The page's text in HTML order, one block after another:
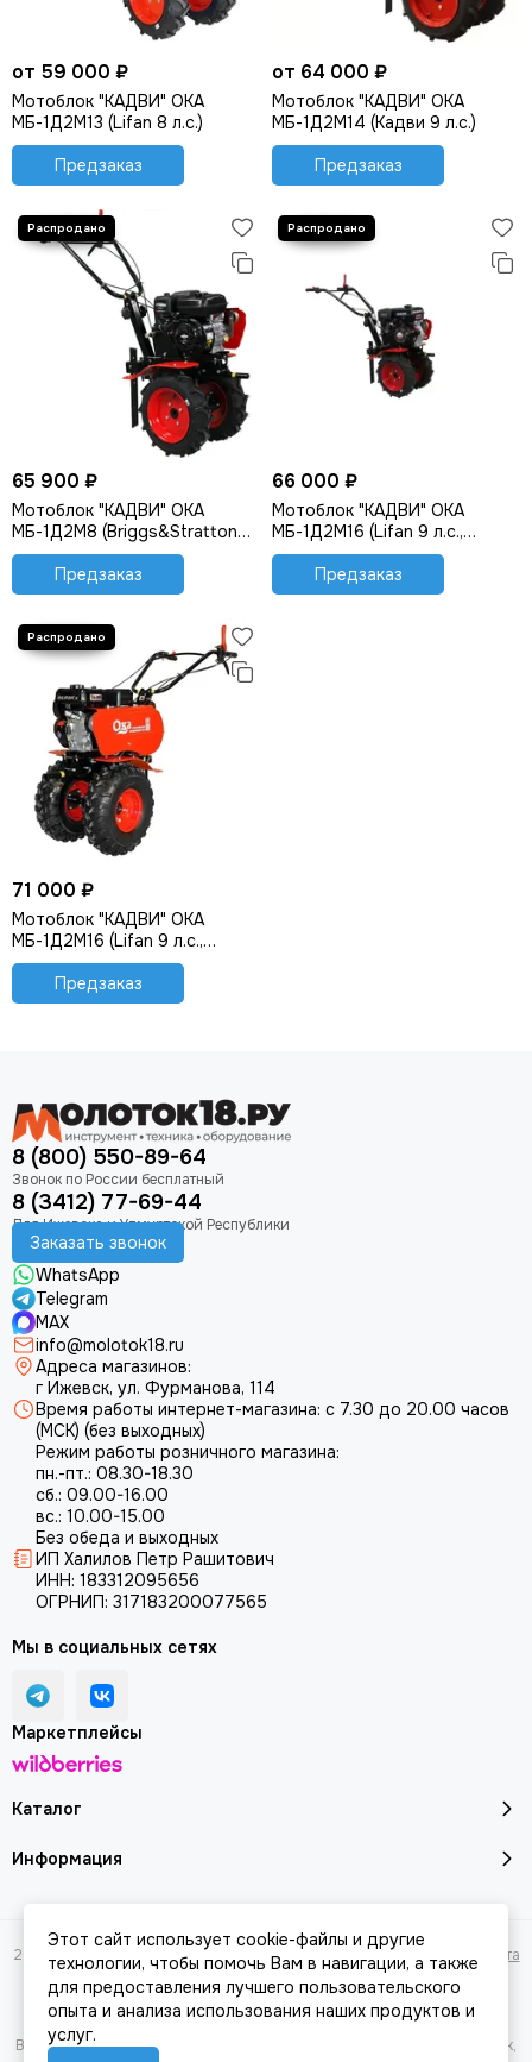
от 59 000 ₽
Мотоблок "КАДВИ" ОКА
МБ-1Д2М13 (Lifan 8 л.с.)
Предзаказ
от 64 000 ₽
Мотоблок "КАДВИ" ОКА
МБ-1Д2М14 (Кадви 9 л.с.)
Предзаказ
65 900 ₽
Мотоблок "КАДВИ" ОКА
МБ-1Д2М8 (Briggs&Stratton
6.5 л.с., колеса 4*10)
Предзаказ
66 000 ₽
Мотоблок "КАДВИ" ОКА
МБ-1Д2М16 (Lifan 9 л.с.,
колеса 4*10)
Предзаказ
71 000 ₽
Мотоблок "КАДВИ" ОКА
МБ-1Д2М16 (Lifan 9 л.с.,
колеса 19*7-8)
Предзаказ
8 (800) 550-89-64
8 (3412) 77-69-44
Заказать звонок
WhatsApp
Telegram
MAX
info@molotok18.ru
Адреса магазинов:
г Ижевск, ул. Фурманова, 114
Время работы интернет-магазина: с 7.30 до 20.00 часов
(МСК) (без выходных)
Режим работы розничного магазина:
пн.-пт.: 08.30-18.30
сб.: 09.00-16.00
вс.: 10.00-15.00
Без обеда и выходных
ИП Халилов Петр Рашитович
ИНН: 183312095656
ОГРНИП: 317183200077565
Каталог
Информация
Мы в социальных сетях
Маркетплейсы
2026 © Молоток18.ру - инструмент, техника, оборудование. Карта сайта
Вся представленная на сайте информация, касающаяся характеристик,
Этот сайт использует cookie-файлы и другие
технологии, чтобы помочь Вам в навигации, а также
для предоставления лучшего пользовательского
опыта и анализа использования наших продуктов и
услуг.